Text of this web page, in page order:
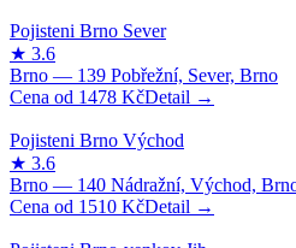
1478 Kč
1510 Kč